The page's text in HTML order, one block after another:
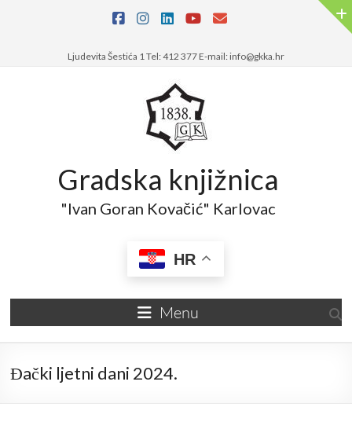
Ljudevita Šestića 1 Tel: 412 377 E-mail: info@gkka.hr
Gradska knjižnica
"Ivan Goran Kovačić" Karlovac
HR
Menu
Đački ljetni dani 2024.